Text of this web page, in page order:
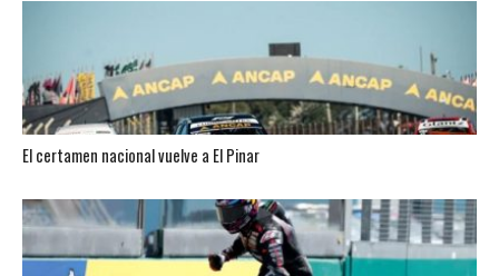
El certamen nacional vuelve a El Pinar